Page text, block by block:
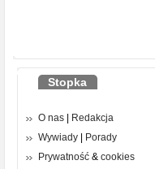
Stopka
O nas
Redakcja
Wywiady
Porady
Prywatność & cookies